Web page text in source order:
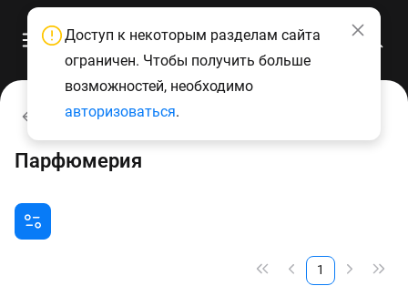
Каталог
Парфюмерия
1
Доступ к некоторым разделам сайта
ограничен. Чтобы получить больше
возможностей, необходимо
авторизоваться.